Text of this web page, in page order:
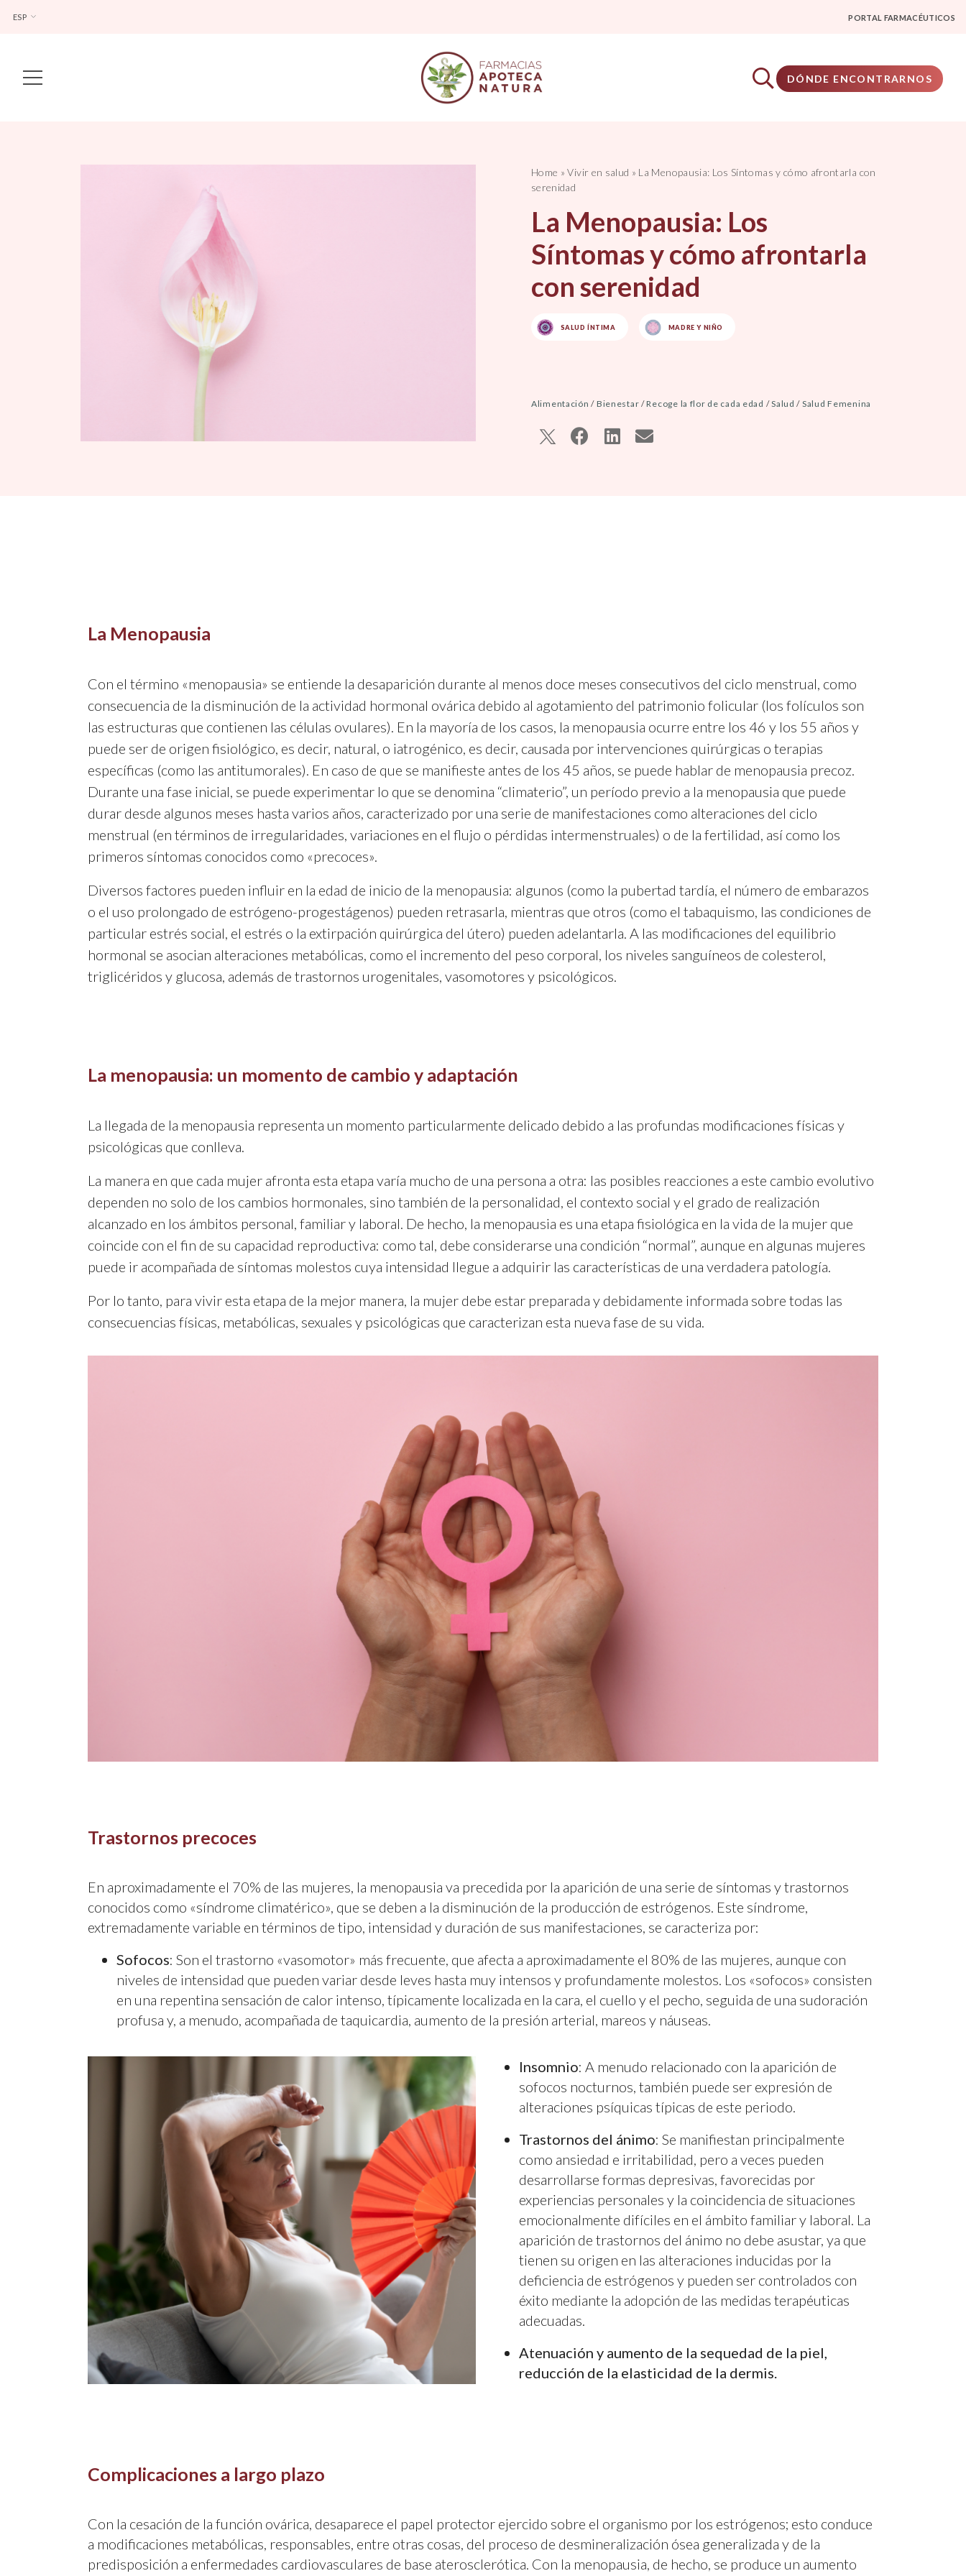
ESP PORTAL FARMACÉUTICOS
Main Navigation DÓNDE ENCONTRARNOS
Home »Vivir en salud » La Menopausia: Los Síntomas y cómo afrontarla con
serenidad
La Menopausia: Los
Síntomas y cómo afrontarla
con serenidad
SALUD ÍNTIMA MADRE Y NIÑO
Alimentación / Bienestar /Recoge la flor de cada edad /Salud / Salud Femenina
La Menopausia
Con el término «menopausia» se entiende la desaparición durante al menos doce meses consecutivos del ciclo menstrual, como
consecuencia de la disminución de la actividad hormonal ovárica debido al agotamiento del patrimonio folicular (los folículos son
las estructuras que contienen las células ovulares). En la mayoría de los casos, la menopausia ocurre entre los 46 y los 55 años y
puede ser de origen fisiológico, es decir, natural, o iatrogénico, es decir, causada por intervenciones quirúrgicas o terapias
específicas (como las antitumorales). En caso de que se manifieste antes de los 45 años, se puede hablar de menopausia precoz.
Durante una fase inicial, se puede experimentar lo que se denomina “climaterio”, un período previo a la menopausia que puede
durar desde algunos meses hasta varios años, caracterizado por una serie de manifestaciones como alteraciones del ciclo
menstrual (en términos de irregularidades, variaciones en el flujo o pérdidas intermenstruales) o de la fertilidad, así como los
primeros síntomas conocidos como «precoces».
Diversos factores pueden influir en la edad de inicio de la menopausia: algunos (como la pubertad tardía, el número de embarazos
o el uso prolongado de estrógeno-progestágenos) pueden retrasarla, mientras que otros (como el tabaquismo, las condiciones de
particular estrés social, el estrés o la extirpación quirúrgica del útero) pueden adelantarla. A las modificaciones del equilibrio
hormonal se asocian alteraciones metabólicas, como el incremento del peso corporal, los niveles sanguíneos de colesterol,
triglicéridos y glucosa, además de trastornos urogenitales, vasomotores y psicológicos.
La menopausia: un momento de cambio y adaptación
La llegada de la menopausia representa un momento particularmente delicado debido a las profundas modificaciones físicas y
psicológicas que conlleva.
La manera en que cada mujer afronta esta etapa varía mucho de una persona a otra: las posibles reacciones a este cambio evolutivo
dependen no solo de los cambios hormonales, sino también de la personalidad, el contexto social y el grado de realización
alcanzado en los ámbitos personal, familiar y laboral. De hecho, la menopausia es una etapa fisiológica en la vida de la mujer que
coincide con el fin de su capacidad reproductiva: como tal, debe considerarse una condición “normal”, aunque en algunas mujeres
puede ir acompañada de síntomas molestos cuya intensidad llegue a adquirir las características de una verdadera patología.
Por lo tanto, para vivir esta etapa de la mejor manera, la mujer debe estar preparada y debidamente informada sobre todas las
consecuencias físicas, metabólicas, sexuales y psicológicas que caracterizan esta nueva fase de su vida.
Trastornos precoces
En aproximadamente el 70% de las mujeres, la menopausia va precedida por la aparición de una serie de síntomas y trastornos
conocidos como «síndrome climatérico», que se deben a la disminución de la producción de estrógenos. Este síndrome,
extremadamente variable en términos de tipo, intensidad y duración de sus manifestaciones, se caracteriza por:
Sofocos: Son el trastorno «vasomotor» más frecuente, que afecta a aproximadamente el 80% de las mujeres, aunque con
niveles de intensidad que pueden variar desde leves hasta muy intensos y profundamente molestos. Los «sofocos» consisten
en una repentina sensación de calor intenso, típicamente localizada en la cara, el cuello y el pecho, seguida de una sudoración
profusa y, a menudo, acompañada de taquicardia, aumento de la presión arterial, mareos y náuseas.
Insomnio: A menudo relacionado con la aparición de
sofocos nocturnos, también puede ser expresión de
alteraciones psíquicas típicas de este periodo.
Trastornos del ánimo: Se manifiestan principalmente
como ansiedad e irritabilidad, pero a veces pueden
desarrollarse formas depresivas, favorecidas por
experiencias personales y la coincidencia de situaciones
emocionalmente difíciles en el ámbito familiar y laboral. La
aparición de trastornos del ánimo no debe asustar, ya que
tienen su origen en las alteraciones inducidas por la
deficiencia de estrógenos y pueden ser controlados con
éxito mediante la adopción de las medidas terapéuticas
adecuadas.
Atenuación y aumento de la sequedad de la piel,
reducción de la elasticidad de la dermis.
Complicaciones a largo plazo
Con la cesación de la función ovárica, desaparece el papel protector ejercido sobre el organismo por los estrógenos; esto conduce
a modificaciones metabólicas, responsables, entre otras cosas, del proceso de desmineralización ósea generalizada y de la
predisposición a enfermedades cardiovasculares de base aterosclerótica. Con la menopausia, de hecho, se produce un aumento